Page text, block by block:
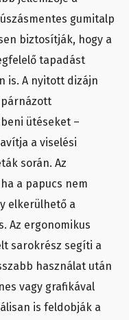
gumitalp
biztosítják, hogy a
tapadást
is. A nyitott dizájn
párnázott
ütéseket –
a viselési
során. Az
a papucs nem
elkerülhető a
Az ergonomikus
sarokrész segíti a
használat után
vagy grafikával
is feldobják a